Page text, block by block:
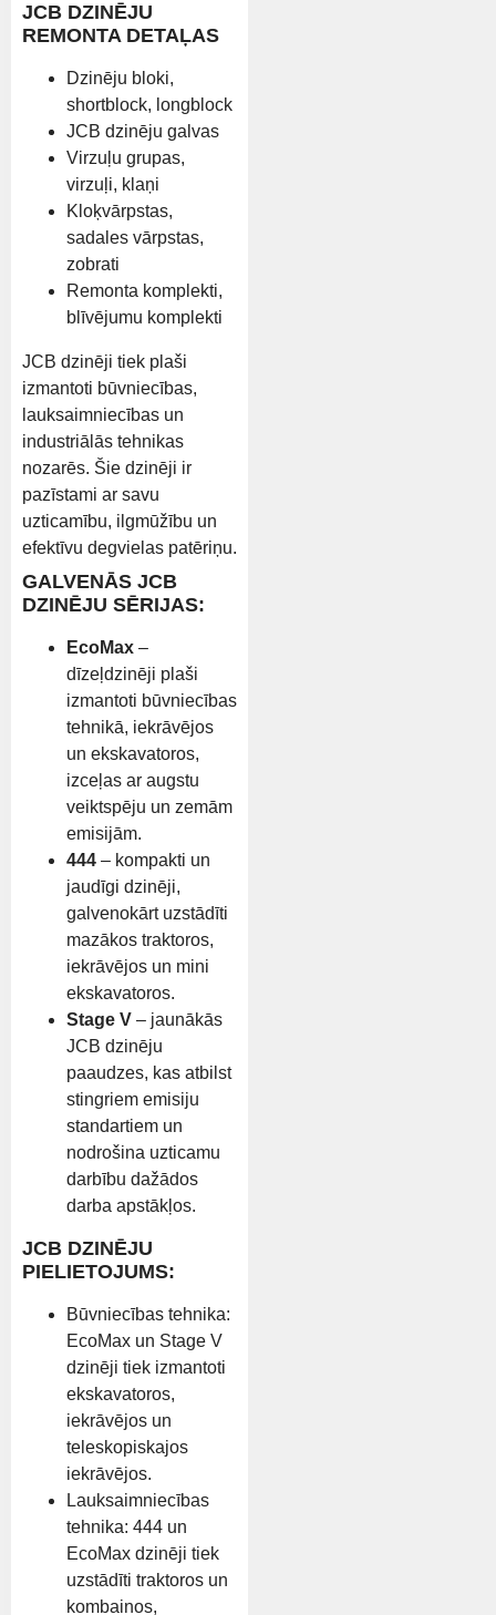
JCB DZINĒJU
REMONTA DETAĻAS
Dzinēju bloki,
shortblock, longblock
JCB dzinēju galvas
Virzuļu grupas,
virzuļi, klaņi
Kloķvārpstas,
sadales vārpstas,
zobrati
Remonta komplekti,
blīvējumu komplekti
JCB dzinēji tiek plaši
izmantoti būvniecības,
lauksaimniecības un
industriālās tehnikas
nozarēs. Šie dzinēji ir
pazīstami ar savu
uzticamību, ilgmūžību un
efektīvu degvielas patēriņu.
GALVENĀS JCB
DZINĒJU SĒRIJAS:
EcoMax –
dīzeļdzinēji plaši
izmantoti būvniecības
tehnikā, iekrāvējos
un ekskavatoros,
izceļas ar augstu
veiktspēju un zemām
emisijām.
444 – kompakti un
jaudīgi dzinēji,
galvenokārt uzstādīti
mazākos traktoros,
iekrāvējos un mini
ekskavatoros.
Stage V – jaunākās
JCB dzinēju
paaudzes, kas atbilst
stingriem emisiju
standartiem un
nodrošina uzticamu
darbību dažādos
darba apstākļos.
JCB DZINĒJU
PIELIETOJUMS:
Būvniecības tehnika:
EcoMax un Stage V
dzinēji tiek izmantoti
ekskavatoros,
iekrāvējos un
teleskopiskajos
iekrāvējos.
Lauksaimniecības
tehnika: 444 un
EcoMax dzinēji tiek
uzstādīti traktoros un
kombainos,